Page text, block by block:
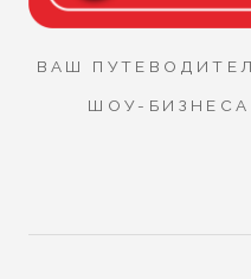
ВАШ
ШОУ-